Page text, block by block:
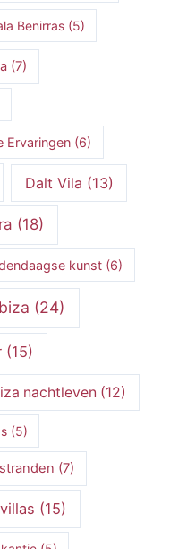
Benirras(5)
(7)
Ervaringen (6)
Dalt Vila (13)
(18)
kunst (6)
(24)
(15)
nachtleven (12)
(5)
(7)
(15)